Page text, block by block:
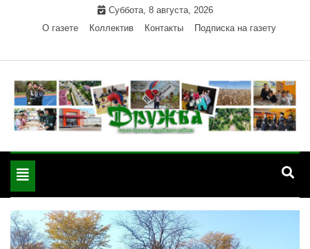
Суббота, 8 августа, 2026
О газете
Коллектив Контакты Подписка на газету
"Дружба" — газета
района РА
Красногвардейского района Республики Адыгея
Toggle
navigation